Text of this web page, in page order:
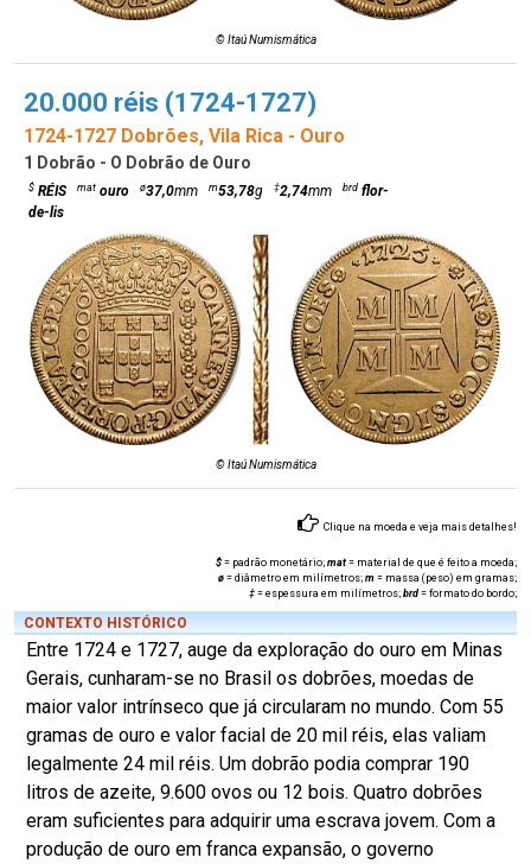
© Itaú Numismática
20.000 réis (1724-1727)
1724-1727 Dobrões, Vila Rica - Ouro
1 Dobrão - O Dobrão de Ouro
$ RÉIS mat ouro ø37,0mm m53,78g ‡2,74mm brd flor-
de-lis
© Itaú Numismática
Clique na moeda e veja mais detalhes!
$ = padrão monetário; mat = material de que é feito a moeda;
ø = diâmetro em milímetros; m = massa (peso) em gramas;
‡ = espessura em milímetros; brd = formato do bordo;
CONTEXTO HISTÓRICO
Entre 1724 e 1727, auge da exploração do ouro em Minas
Gerais, cunharam-se no Brasil os dobrões, moedas de
maior valor intrínseco que já circularam no mundo. Com 55
gramas de ouro e valor facial de 20 mil réis, elas valiam
legalmente 24 mil réis. Um dobrão podia comprar 190
litros de azeite, 9.600 ovos ou 12 bois. Quatro dobrões
eram suficientes para adquirir uma escrava jovem. Com a
produção de ouro em franca expansão, o governo